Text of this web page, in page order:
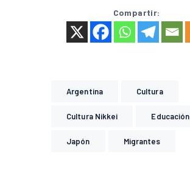
Compartir:
Argentina Cultura
Cultura Nikkei Educación
Japón Migrantes